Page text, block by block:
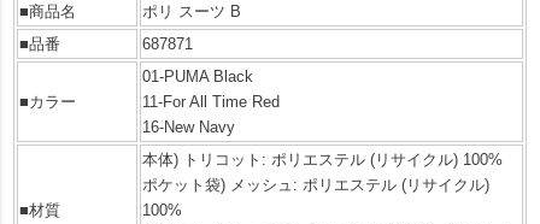
■商品名
ポリ スーツ B
■品番
687871
■カラー
01-PUMA Black
11-For All Time Red
16-New Navy
■材質
本体) トリコット: ポリエステル (リサイクル) 100%
ポケット袋) メッシュ: ポリエステル (リサイクル)
100%